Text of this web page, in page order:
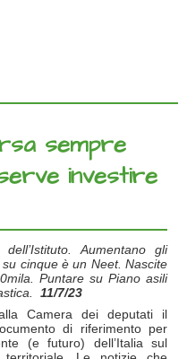
sempre
serve investire
Aumentano gli
cinque è un Neet. Nascite
Puntare su Piano asili
11/7/23
Camera dei deputati il
di riferimento per
(e futuro) dell’Italia sul